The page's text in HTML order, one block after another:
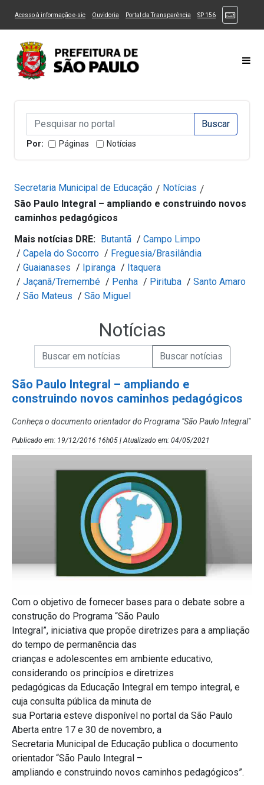
Ir ao Conteúdo Ir para menu principal Ir para busca 3
Alternar Alto Contraste
Acesso à informação e-sic(Link para um novo sítio)
Ouvidoria (Link para um novo sítio)
Portal da Transparência (Link para um novo sítio)
SP 156(Link para um
Campo de Busca de informações
Campo de Busca de informações Enviar a Busca
Por: Páginas Notícias
Secretaria Municipal de Educação / Notícias /
São Paulo Integral – ampliando e construindo novos
caminhos pedagógicos
Mais notícias DRE: Butantã / Campo Limpo
/ Capela do Socorro / Freguesia/Brasilândia
/ Guaianases / Ipiranga / Itaquera
/ Jaçanã/Tremembé / Penha / Pirituba / Santo Amaro
/ São Mateus / São Miguel
Notícias
Campo de Busca de Notícias
Campo de Busca de informaçõesEnviar a Busca de Notícias
São Paulo Integral – ampliando e
construindo novos caminhos pedagógicos
Conheça o documento orientador do Programa "São Paulo Integral"
Publicado em: 19/12/2016 16h05 | Atualizado em: 04/05/2021
Com o objetivo de fornecer bases para o debate sobre a
construção do Programa “São Paulo
Integral”, iniciativa que propõe diretrizes para a ampliação
do tempo de permanência das
crianças e adolescentes em ambiente educativo,
considerando os princípios e diretrizes
pedagógicas da Educação Integral em tempo integral, e
cuja consulta pública da minuta de
sua Portaria esteve disponível no portal da São Paulo
Aberta entre 17 e 30 de novembro, a
Secretaria Municipal de Educação publica o documento
orientador “São Paulo Integral –
ampliando e construindo novos caminhos pedagógicos”.